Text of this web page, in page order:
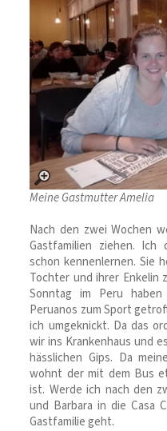
Meine Gastmutter Amelia
Nach den zwei Wochen
Gastfamilien ziehen.
schon kennenlernen. Sie
Tochter und ihrer Enkelin
Sonntag im Peru
Peruanos zum Sport
ich umgeknickt. Da das
wir ins Krankenhaus und
hässlichen Gips. Da
wohnt der mit dem Bus
ist. Werde ich nach den
und Barbara in die Casa
Gastfamilie geht.